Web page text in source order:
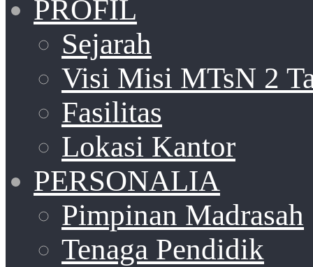
PROFIL
Sejarah
Visi Misi MTsN 2
Fasilitas
Lokasi Kantor
PERSONALIA
Pimpinan Madrasah
Tenaga Pendidik